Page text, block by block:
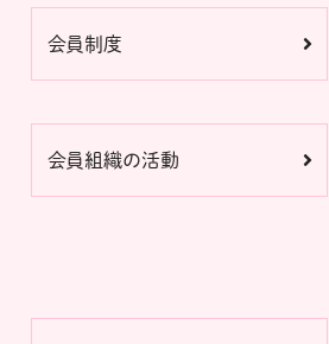
会員制度
会員組織の活動